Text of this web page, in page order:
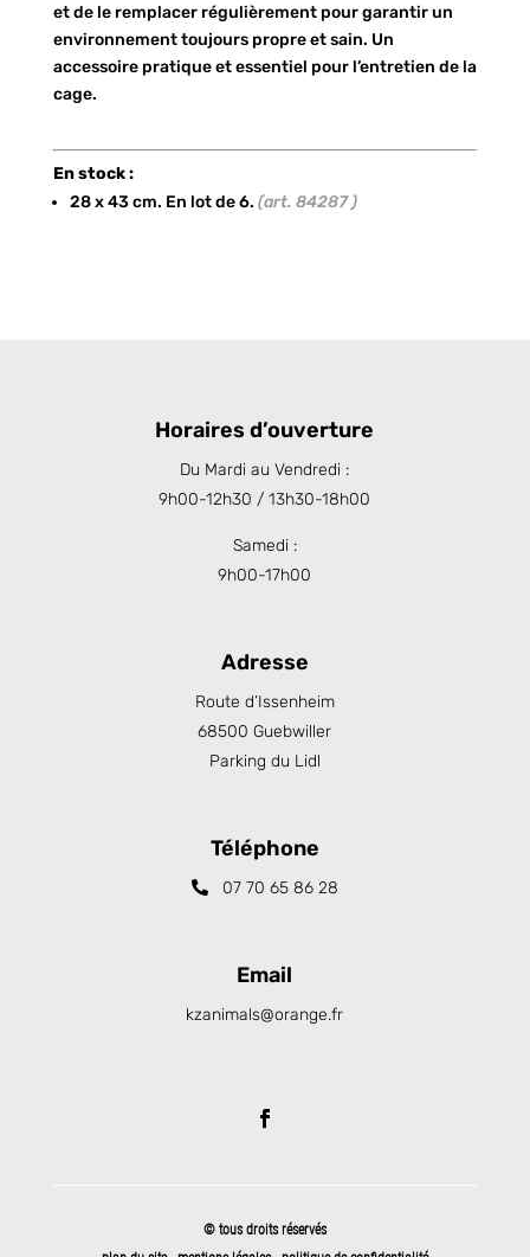
et de le remplacer régulièrement pour garantir un
environnement toujours propre et sain. Un
accessoire pratique et essentiel pour l’entretien de la
cage.
En stock :
28 x 43 cm. En lot de 6. (art. 84287 )
Horaires d’ouverture
Du Mardi au Vendredi :
9h00-12h30 / 13h30-18h00
Samedi :
9h00-17h00
Adresse
Route d’Issenheim
68500 Guebwiller
Parking du Lidl
Téléphone
07 70 65 86 28
Email
kzanimals@orange.fr
© tous droits réservés